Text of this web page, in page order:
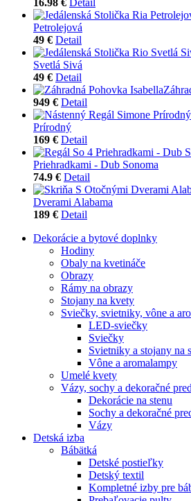
Petrolejová
49 € Detail
Svetlá Sivá
49 € Detail
949 € Detail
Prírodný
169 € Detail
Priehradkami - Dub Sonoma
74.9 € Detail
Dverami Alabama
189 € Detail
Dekorácie a bytové doplnky
Hodiny
Obaly na kvetináče
Obrazy
Rámy na obrazy
Stojany na kvety
Sviečky, svietniky, vône a
LED-sviečky
Sviečky
Svietniky a stojany na
Vône a aromalampy
Umelé kvety
Vázy, sochy a dekoračné
Dekorácie na stenu
Sochy a dekoračné
Vázy
Detská izba
Bábätká
Detské postieľky
Detský textil
Kompletné izby pre